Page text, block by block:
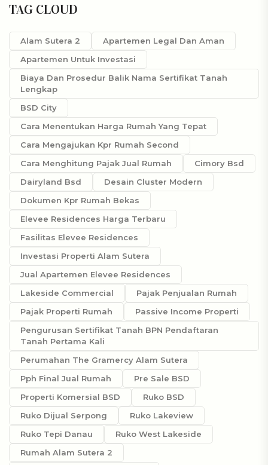
TAG CLOUD
Alam Sutera 2
Apartemen Legal Dan Aman
Apartemen Untuk Investasi
Biaya Dan Prosedur Balik Nama Sertifikat Tanah
Lengkap
BSD City
Cara Menentukan Harga Rumah Yang Tepat
Cara Mengajukan Kpr Rumah Second
Cara Menghitung Pajak Jual Rumah
Cimory Bsd
Dairyland Bsd
Desain Cluster Modern
Dokumen Kpr Rumah Bekas
Elevee Residences Harga Terbaru
Fasilitas Elevee Residences
Investasi Properti Alam Sutera
Jual Apartemen Elevee Residences
Lakeside Commercial
Pajak Penjualan Rumah
Pajak Properti Rumah
Passive Income Properti
Pengurusan Sertifikat Tanah BPN Pendaftaran
Tanah Pertama Kali
Perumahan The Gramercy Alam Sutera
Pph Final Jual Rumah
Pre Sale BSD
Properti Komersial BSD
Ruko BSD
Ruko Dijual Serpong
Ruko Lakeview
Ruko Tepi Danau
Ruko West Lakeside
Rumah Alam Sutera 2